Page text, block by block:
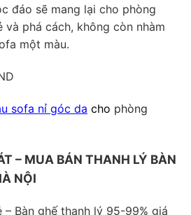
đáo sẽ mang lại cho phòng
và phá cách, không còn nhàm
một màu.
sofa nỉ góc da cho phòng
– MUA BÁN THANH LÝ BÀN
NỘI
– Bàn ghế thanh lý 95-99% giá